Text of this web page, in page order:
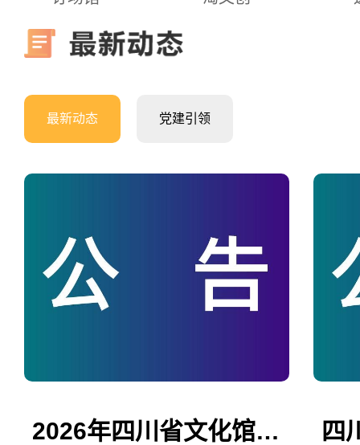
最新动态 党建引领
2026年四川省文化馆文化和旅游志愿服务活动策划、执行服务项目（第三次）中选公告